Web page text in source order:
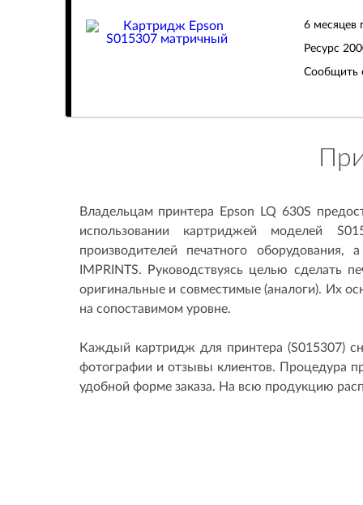
6 месяцев
Ресурс
Сообщить
Владельцам принтера Epson LQ 630S
использовании картриджей моделей
производителей печатного
IMPRINTS. Руководствуясь целью сделать
оригинальные и совместимые (аналоги). Их
на сопоставимом уровне.
Каждый картридж для принтера (S015307)
фотографии и отзывы клиентов. Процедура
удобной форме заказа. На всю продукцию